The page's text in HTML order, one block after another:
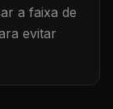
a faixa de
evitar